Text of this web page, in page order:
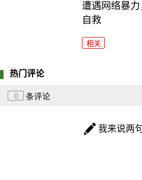
遭遇网络暴
自救
相关
热门评论
0 条评论
我来说两